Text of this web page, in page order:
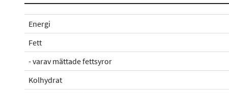
Energi
Fett
- varav mättade fettsyror
Kolhydrat